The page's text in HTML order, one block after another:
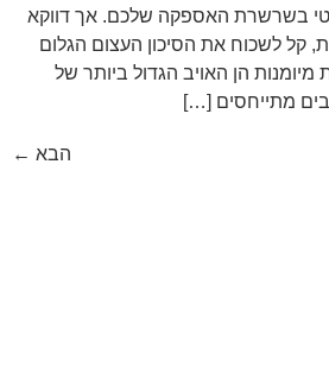
בשרשרת האספקה שלכם. אך דווקא
קל לשכוח את הסיכון העצום הגלום
הן האויב הגדול ביותר של
מתייחסים […]
הבא ←